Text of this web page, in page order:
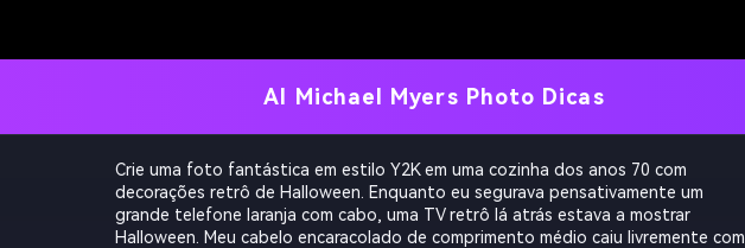
AI Michael Myers Photo Dicas
Crie uma foto fantástica em estilo Y2K em uma cozinha dos anos 70 com
decorações retrô de Halloween. Enquanto eu segurava pensativamente um
grande telefone laranja com cabo, uma TV retrô lá atrás estava a mostrar
Halloween. Meu cabelo encaracolado de comprimento médio caiu livremente com